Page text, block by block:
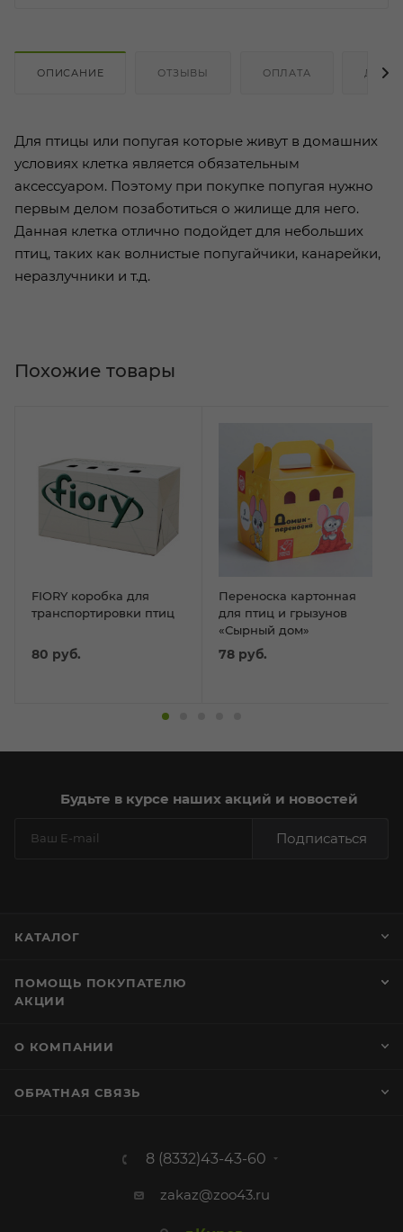
ОПИСАНИЕ ОТЗЫВЫ ОПЛАТА
Для птицы или попугая которые живут в домашних
условиях клетка является обязательным
аксессуаром. Поэтому при покупке попугая нужно
первым делом позаботиться о жилище для него.
Данная клетка отлично подойдет для небольших
птиц, таких как волнистые попугайчики, канарейки,
неразлучники и т.д.
FIORY коробка для
транспортировки птиц
80 руб.
Переноска картонная
для птиц и грызунов
«Сырный дом»
78 руб.
Похожие товары
Будьте в курсе наших акций и новостей
Подписаться
КАТАЛОГ
ПОМОЩЬ ПОКУПАТЕЛЮ
АКЦИИ
О КОМПАНИИ
ОБРАТНАЯ СВЯЗЬ
8 (8332)43-43-60
zakaz@zoo43.ru